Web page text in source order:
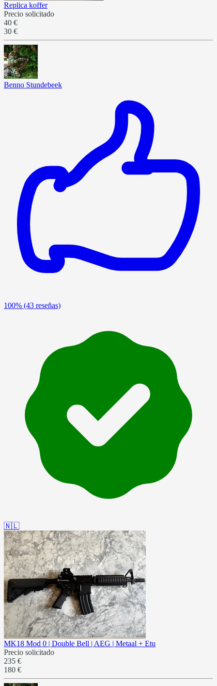
Replica koffer
Precio solicitado
40 €
30 €
Benno Stundebeek
100% (43 reseñas)
🇳🇱
MK18 Mod 0 | Double Bell | AEG | Metaal + Etu
Precio solicitado
235 €
180 €